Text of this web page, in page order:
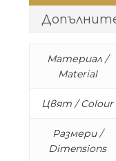
Материал /
Material
Цвят / Colour
Размери /
Dimensions